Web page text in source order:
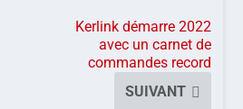
Kerlink démarre 2022
avec un carnet de
commandes record
SUIVANT